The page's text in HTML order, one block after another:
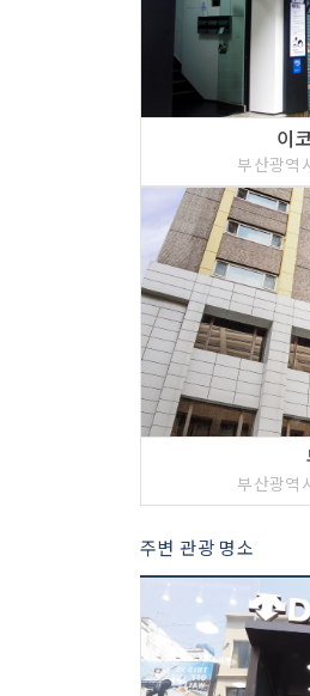
이
부산광역
부산광역
주변 관광 명소